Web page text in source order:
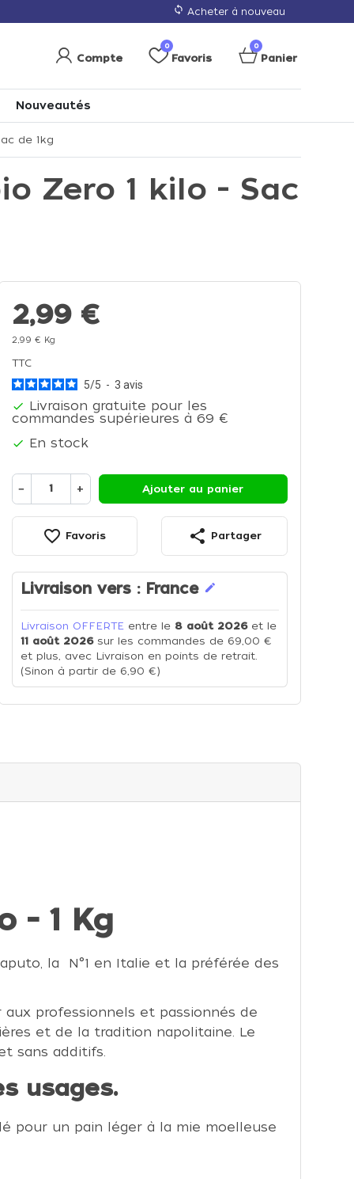
loop Acheter à nouveau
Compte
0
Favoris
0
Panier
Nouveautés
de 1kg
Zero 1 kilo - Sac
2,99 €
2,99 € Kg
TTC
5/5 - 3 avis
 Livraison gratuite pour les
commandes supérieures à 69 €
 En stock
− + Ajouter au panier
favorite_border Favoris share Partager
Livraison vers : France edit
Livraison OFFERTE entre le 8 août 2026et le
11 août 2026sur les commandes de 69,00 €
et plus, avec Livraison en points de retrait.
(Sinon à partir de 6,90 €)
- 1 Kg
la N°1 en Italie et la préférée des
professionnels et passionnés de
et de la tradition napolitaine. Le
sans additifs.
usages.
pour un pain léger à la mie moelleuse